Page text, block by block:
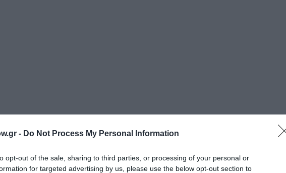
- Do Not Process My Personal Information
opt-out of the sale, sharing to third parties, or processing of your personal or
for targeted advertising by us, please use the below opt-out section to